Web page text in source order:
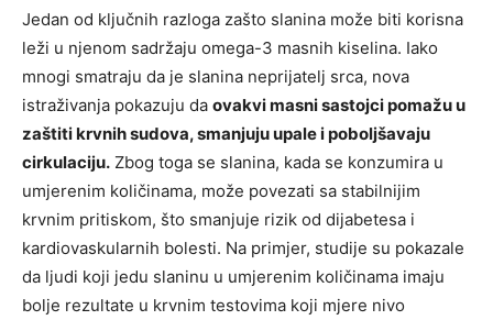
Jedan od ključnih razloga zašto slanina može biti korisna
leži u njenom sadržaju omega-3 masnih kiselina. Iako
mnogi smatraju da je slanina neprijatelj srca, nova
istraživanja pokazuju da ovakvi masni sastojci pomažu u
zaštiti krvnih sudova, smanjuju upale i poboljšavaju
cirkulaciju. Zbog toga se slanina, kada se konzumira u
umjerenim količinama, može povezati sa stabilnijim
krvnim pritiskom, što smanjuje rizik od dijabetesa i
kardiovaskularnih bolesti. Na primjer, studije su pokazale
da ljudi koji jedu slaninu u umjerenim količinama imaju
bolje rezultate u krvnim testovima koji mjere nivo